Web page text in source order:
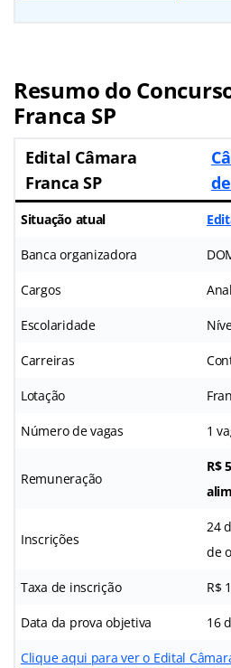
Resumo do
Franca SP
Edital Câmara
Franca SP
Situação atual
Banca organizadora
Cargos
Escolaridade
Carreiras
Lotação
Número de vagas 1
Remuneração
R$
Inscrições
24
de
Taxa de inscrição R$
Data da prova objetiva 16
Clique aqui para ver o Edital